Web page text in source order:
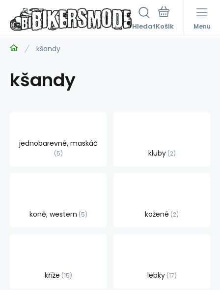
Hledat Menu
kšandy
kšandy
jednobarevné, maskáč
5 kluby 2
koně, western 5 kožené 2
kříže 15 lebky 17